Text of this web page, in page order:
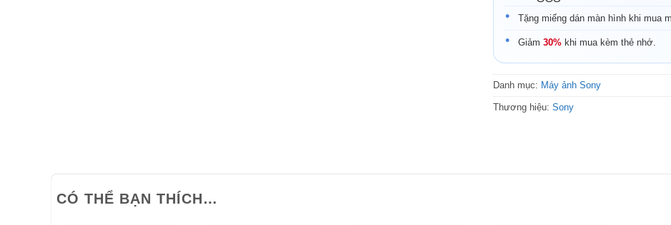
Tặng miếng dán màn hình khi mua
Giảm 30% khi mua kèm thẻ nhớ.
Danh mục: Máy ảnh Sony
Thương hiệu: Sony
CÓ THỂ BẠN THÍCH…